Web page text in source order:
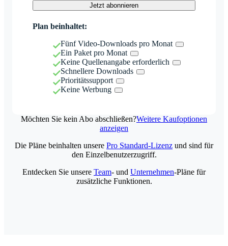
Jetzt abonnieren
Plan beinhaltet:
Fünf Video-Downloads pro Monat
Ein Paket pro Monat
Keine Quellenangabe erforderlich
Schnellere Downloads
Prioritätssupport
Keine Werbung
Möchten Sie kein Abo abschließen?Weitere Kaufoptionen
anzeigen
Die Pläne beinhalten unsere Pro Standard-Lizenz und sind für
den Einzelbenutzerzugriff.
Entdecken Sie unsere Team- und Unternehmen-Pläne für
zusätzliche Funktionen.